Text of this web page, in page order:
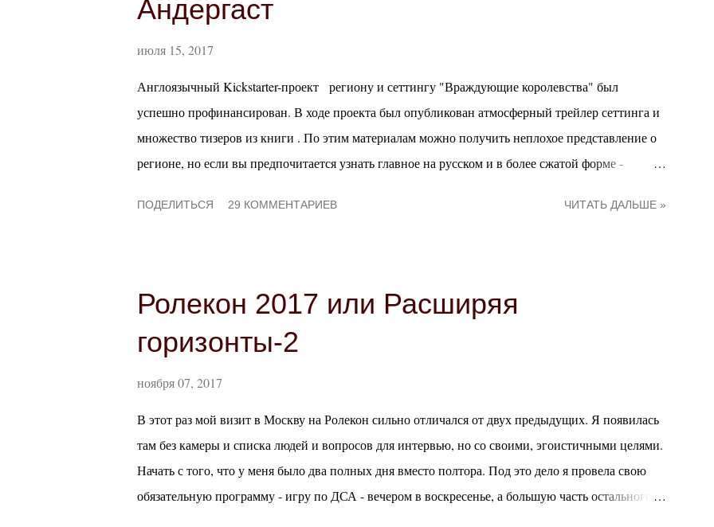
что я о них думаю. Моими явными жанровыми фаворитами являются интриги и СТРАННОЕ.
Андергаст
июля 15, 2017
Англоязычный Kickstarter-проект региону и сеттингу "Враждующие королевства" был
успешно профинансирован. В ходе проекта был опубликован атмосферный трейлер сеттинга и
множество тизеров из книги . По этим материалам можно получить неплохое представление о
регионе, но если вы предпочитается узнать главное на русском и в более сжатой форме -
на западе Авентурии. Они знамениты своей вековой враждой, причины которой уже никто не
полагаясь на древние традиции. Хорошо то, что всегда так было. Оба королевства
характеризуются строгим феодальным строем и представляют собой сеттинг, вдохновленный
ранним средневековьем и столетней войной между Англией и Францией. По авентурским
ПОДЕЛИТЬСЯ 29 КОММЕНТАРИЕВ ЧИТАТЬ ДАЛЬШЕ »
Ролекон 2017 или Расширяя
горизонты-2
ноября 07, 2017
В этот раз мой визит в Москву на Ролекон сильно отличался от двух предыдущих. Я появилась
там без камеры и списка людей и вопросов для интервью, но со своими, эгоистичными целями.
Начать с того, что у меня было два полных дня вместо полтора. Под это дело я провела свою
обязательную программу - игру по ДСА - вечером в воскресенье, а большую часть остального